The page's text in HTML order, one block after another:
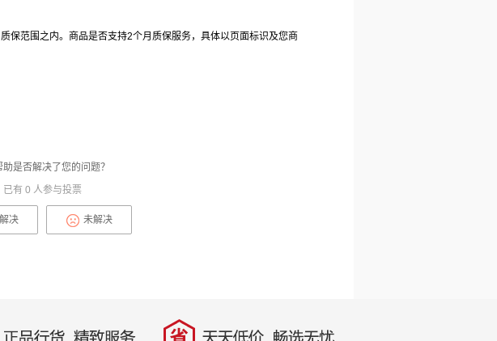
保范围之内。商品是否支持2个月质保服务，具体以页面标识及您商
助是否解决了您的问题？
已有 0 人参与投票
决 未解决
品行货，精致服务 省 天天低价，畅选无忧